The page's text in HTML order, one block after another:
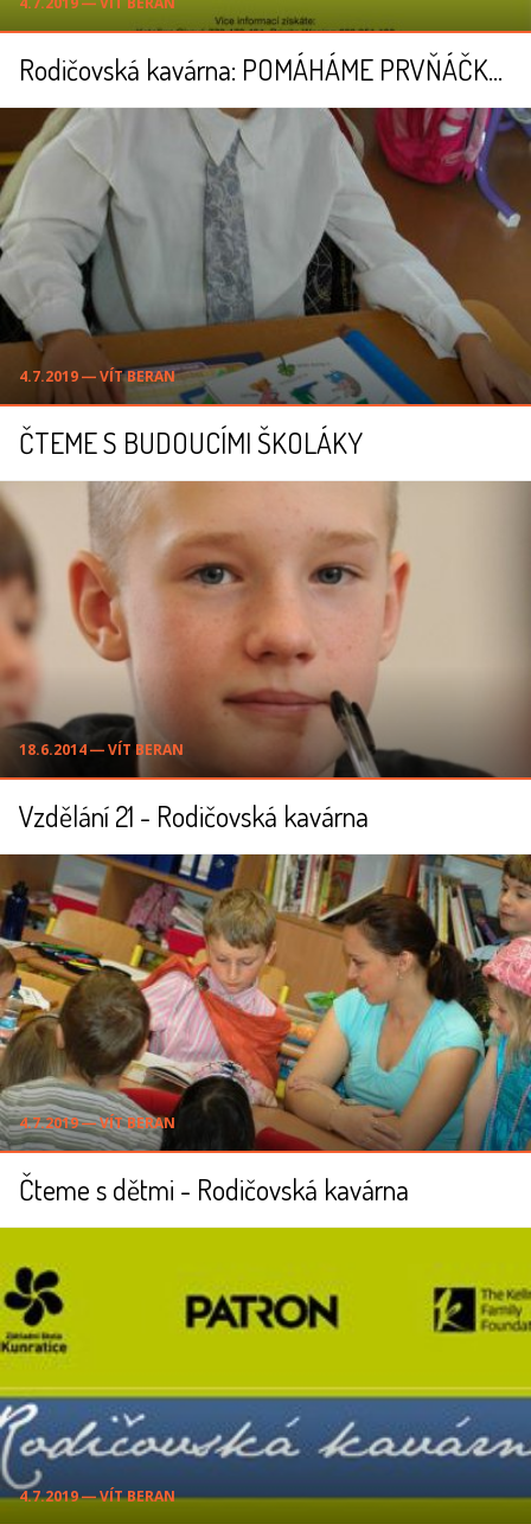
Rodičovská kavárna: POMÁHÁME PRVŇÁČKŮM
4.7.2019 ― VÍT BERAN
ČTEME S BUDOUCÍMI ŠKOLÁKY
18.6.2014 ― VÍT BERAN
Vzdělání 21 - Rodičovská kavárna
4.7.2019 ― VÍT BERAN
Čteme s dětmi - Rodičovská kavárna
4.7.2019 ― VÍT BERAN